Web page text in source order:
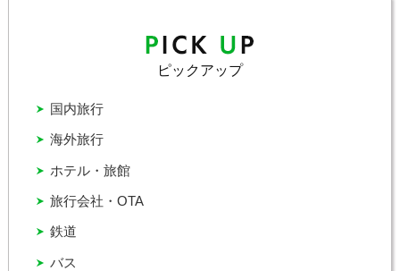
ピックアップ
バス
ホテル・旅館
国内旅行
旅行会社・OTA
海外旅行
鉄道